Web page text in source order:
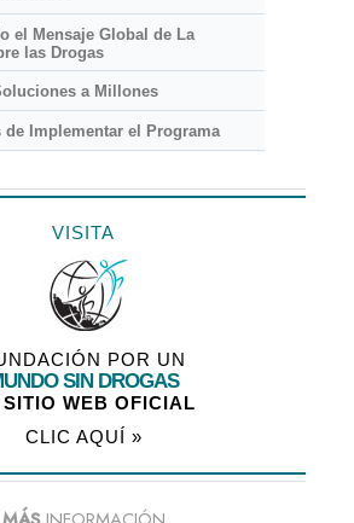
el Mensaje Global de La
las Drogas
a Millones
de Implementar el Programa
VISITA
POR UN
SIN DROGAS
SITIO WEB OFICIAL
CLIC AQUÍ »